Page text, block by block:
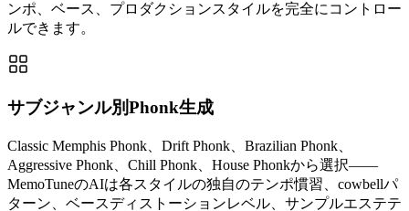
ンポ、ベース、プロダクションスタイルを完全にコントロー
ルできます。
サブジャンル別Phonk生成
Classic Memphis Phonk、Drift Phonk、Brazilian Phonk、
Aggressive Phonk、Chill Phonk、House Phonkから選択——
MemoTuneのAIは各スタイルの独自のテンポ慣習、cowbellパ
ターン、ベースディストーションレベル、サンプルエステテ